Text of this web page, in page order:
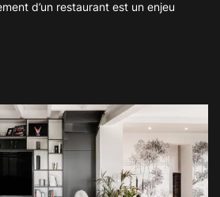
d’un restaurant est un enjeu